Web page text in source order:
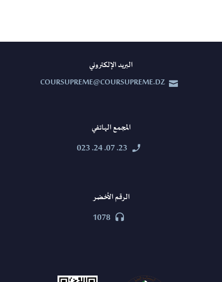
البريد الإلكتروني


COURSUPREME@COURSUPREME.DZ
المجمع الهاتفي


23. 07. 24. 023
الرقم الأخضر


1078